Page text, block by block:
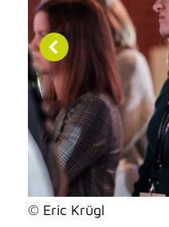
© Eric Krügl